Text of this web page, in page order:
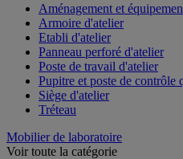
Aménagement et
Armoire d'atelier
Etabli d'atelier
Panneau perforé d'atelier
Poste de travail d'atelier
Pupitre et poste de contrôle
Siège d'atelier
Tréteau
Mobilier de laboratoire
Voir toute la catégorie